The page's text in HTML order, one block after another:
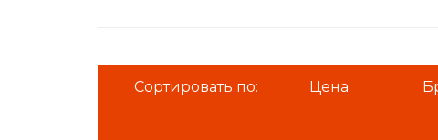
Сортировать по: Цена